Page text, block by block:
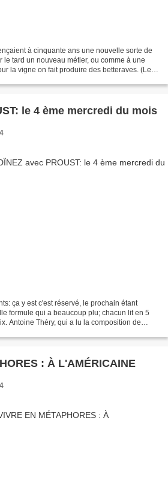
à cinquante ans une nouvelle sorte de
le tard un nouveau métier, ou comme à une
la vigne on fait produire des betteraves. (Le
le 4 ème mercredi du mois
ça y est c'est réservé, le prochain étant
formule qui a beaucoup plu; chacun lit en 5
Antoine Théry, qui a lu la composition de
: À L'AMÉRICAINE